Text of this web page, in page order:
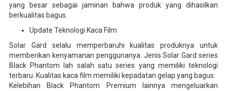
yang besar sebagai jaminan bahwa produk yang dihasilkan
berkualitas bagus.
Update Teknologi Kaca Film
Solar Gard selalu memperbaruhi kualitas produknya untuk
memberikan kenyamanan penggunanya. Jenis Solar Gard series
Black Phantom lah salah satu series yang memiliki teknologi
terbaru. Kualitas kaca film memiliki kepadatan gelap yang bagus.
Kelebihan Black Phantom Premium lainnya mengeluarkan